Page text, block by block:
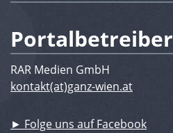
Portalbetreiber
RAR Medien GmbH
kontakt(at)ganz-wien.at
► Folge uns auf Facebook